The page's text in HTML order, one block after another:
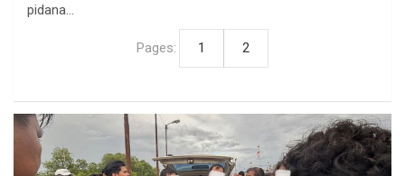
pidana…
Pages: 1 2